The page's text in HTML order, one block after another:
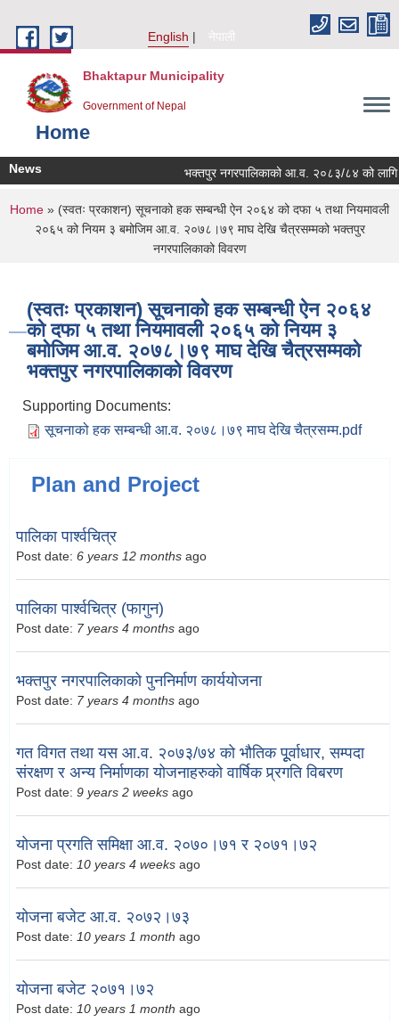
English
नेपाली
Bhaktapur Municipality
Government of Nepal
Home
News भक्तपुर नगरपालिकाको आ.व. २०८३/८४ को लागि
You are here
Home » (स्वतः प्रकाशन) सूचनाको हक सम्बन्धी ऐन २०६४ को दफा ५ तथा नियमावली
२०६५ को नियम ३ बमोजिम आ.व. २०७८।७९ माघ देखि चैत्रसम्मको भक्तपुर
नगरपालिकाको विवरण
(स्वतः प्रकाशन) सूचनाको हक सम्बन्धी ऐन २०६४
को दफा ५ तथा नियमावली २०६५ को नियम ३
बमोजिम आ.व. २०७८।७९ माघ देखि चैत्रसम्मको
भक्तपुर नगरपालिकाको विवरण
Supporting Documents:
सूचनाको हक सम्बन्धी आ.व. २०७८।७९ माघ देखि चैत्रसम्म.pdf
Plan and Project
पालिका पार्श्वचित्र
Post date: 6 years 12 months ago
पालिका पार्श्वचित्र (फागुन)
Post date: 7 years 4 months ago
भक्तपुर नगरपालिकाको पुननिर्माण कार्ययोजना
Post date: 7 years 4 months ago
गत विगत तथा यस आ.व. २०७३/७४ को भौतिक पूूर्वाधार, सम्पदा
संरक्षण र अन्य निर्माणका योजनाहरुको वार्षिक प्र्रगति विबरण
Post date: 9 years 2 weeks ago
योजना प्रगति समिक्षा आ.व. २०७०।७१ र २०७१।७२
Post date: 10 years 4 weeks ago
योजना बजेट आ.व. २०७२।७३
Post date: 10 years 1 month ago
योजना बजेट २०७१।७२
Post date: 10 years 1 month ago